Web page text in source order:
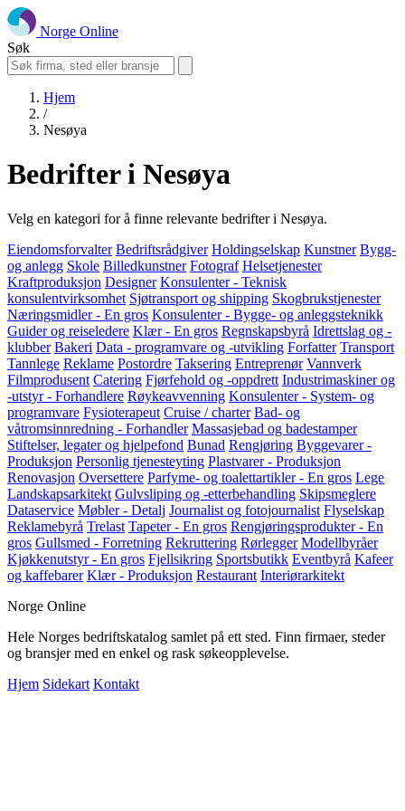
Norge Online
Søk
Hjem
/
Nesøya
Bedrifter i Nesøya
Velg en kategori for å finne relevante bedrifter i Nesøya.
Eiendomsforvalter Bedriftsrådgiver Holdingselskap Kunstner Bygg-
og anlegg Skole Billedkunstner Fotograf Helsetjenester
Kraftproduksjon Designer Konsulenter - Teknisk
konsulentvirksomhet Sjøtransport og shipping Skogbrukstjenester
Næringsmidler - En gros Konsulenter - Bygge- og anleggsteknikk
Guider og reiseledere Klær - En gros Regnskapsbyrå Idrettslag og -
klubber Bakeri Data - programvare og -utvikling Forfatter Transport
Tannlege Reklame Postordre Taksering Entreprenør Vannverk
Filmprodusent Catering Fjørfehold og -oppdrett Industrimaskiner og
-utstyr - Forhandlere Røykeavvenning Konsulenter - System- og
programvare Fysioterapeut Cruise / charter Bad- og
våtromsinnredning - Forhandler Massasjebad og badestamper
Stiftelser, legater og hjelpefond Bunad Rengjøring Byggevarer -
Produksjon Personlig tjenesteyting Plastvarer - Produksjon
Renovasjon Oversettere Parfyme- og toalettartikler - En gros Lege
Landskapsarkitekt Gulvsliping og -etterbehandling Skipsmeglere
Dataservice Møbler - Detalj Journalist og fotojournalist Flyselskap
Reklamebyrå Trelast Tapeter - En gros Rengjøringsprodukter - En
gros Gullsmed - Forretning Rekruttering Rørlegger Modellbyråer
Kjøkkenutstyr - En gros Fjellsikring Sportsbutikk Eventbyrå Kafeer
og kaffebarer Klær - Produksjon Restaurant Interiørarkitekt
Norge Online
Hele Norges bedriftskatalog samlet på ett sted. Finn firmaer, steder
og bransjer med en enkel og rask søkeopplevelse.
Hjem Sidekart Kontakt